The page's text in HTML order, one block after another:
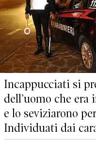
Incappucciati si
dell’uomo che
e lo seviziarono
Individuati dai